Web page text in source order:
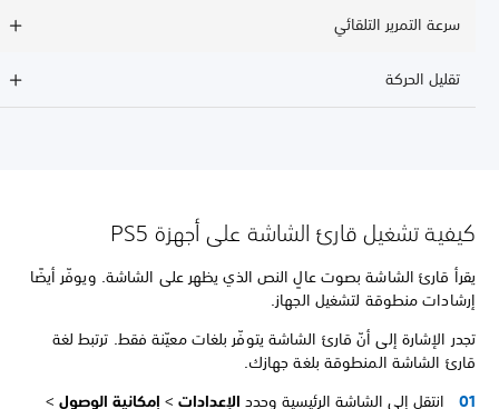
سرعة التمرير التلقائي
تقليل الحركة
كيفية تشغيل قارئ الشاشة على أجهزة PS5
يقرأ قارئ الشاشة بصوت عالٍ النص الذي يظهر على الشاشة. ويوفّر أيضًا
إرشادات منطوقة لتشغيل الجهاز.
تجدر الإشارة إلى أنّ قارئ الشاشة يتوفّر بلغات معيّنة فقط. ترتبط لغة
قارئ الشاشة المنطوقة بلغة جهازك.
انتقل إلى الشاشة الرئيسية وحددالإعدادات>إمكانية الوصول>